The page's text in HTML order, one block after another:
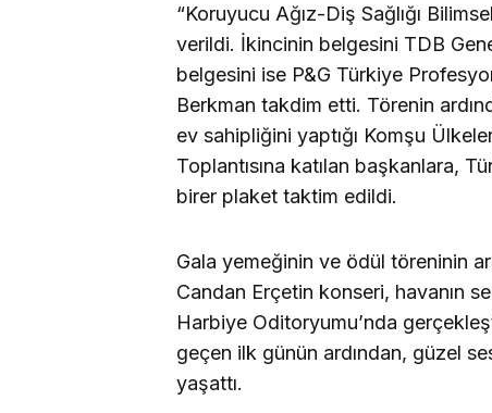
“Koruyucu Ağız-Diş Sağlığı
verildi. İkincinin belgesini TDB
belgesini ise P&G Türkiye
Berkman takdim etti. Törenin
ev sahipliğini yaptığı Komşu
Toplantısına katılan başkanlara,
birer plaket taktim edildi.
Gala yemeğinin ve ödül töreninin
Candan Erçetin konseri, havanın
Harbiye Oditoryumu’nda
geçen ilk günün ardından, güzel
yaşattı.